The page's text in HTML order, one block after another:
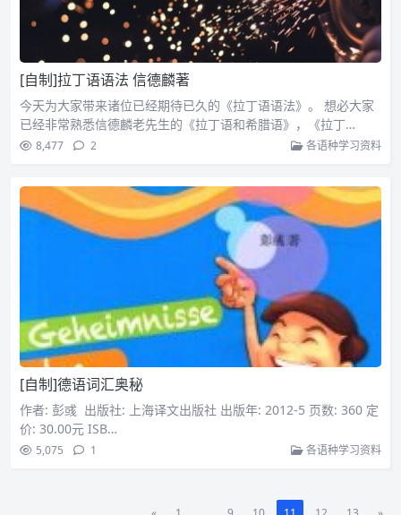
[自制]拉丁语语法 信德麟著
今天为大家带来诸位已经期待已久的《拉丁语语法》。 想必大家
已经非常熟悉信德麟老先生的《拉丁语和希腊语》，《拉丁…
8,477 2 各语种学习资料
[自制]德语词汇奥秘
作者: 彭彧 出版社: 上海译文出版社 出版年: 2012-5 页数: 360 定
价: 30.00元 ISB…
5,075 1 各语种学习资料